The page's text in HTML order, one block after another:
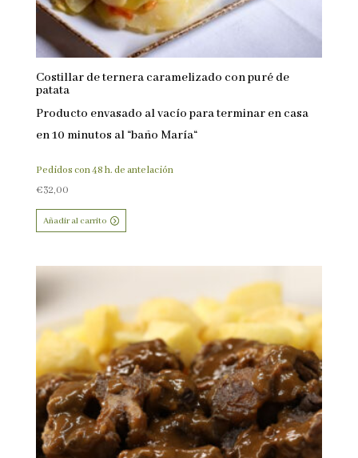
Costillar de ternera caramelizado con puré de
patata
Producto envasado al vacío para terminar en casa
en 10 minutos al “baño María“
Pedidos con 48 h. de antelación
€32,00
Añadir al carrito